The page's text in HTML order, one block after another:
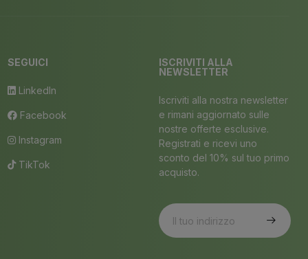
SEGUICI
LinkedIn
Facebook
Instagram
TikTok
ISCRIVITI ALLA
NEWSLETTER
Iscriviti alla nostra newsletter
e rimani aggiornato sulle
nostre offerte esclusive.
Registrati e ricevi uno
sconto del 10% sul tuo primo
acquisto.